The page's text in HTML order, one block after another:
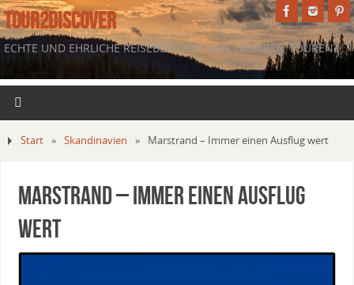
TOUR2DISCOVER
ECHTE UND EHRLICHE REISEBERICHTE VON UNSEREN TOUREN.
Start » Skandinavien » Marstrand – Immer einen Ausflug wert
Marstrand – Immer einen Ausflug
wert